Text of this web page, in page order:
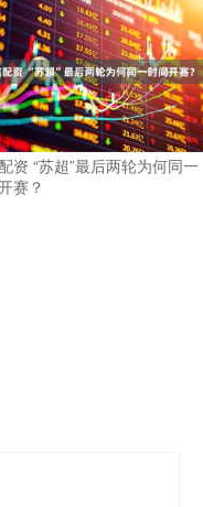
资 “苏超”最后两轮为何同一
赛？